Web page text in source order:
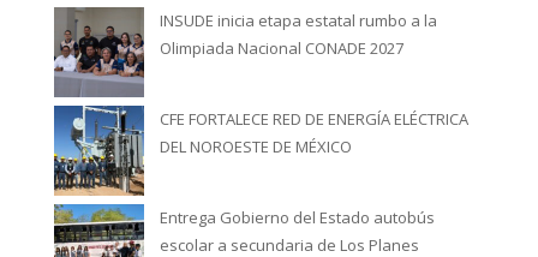
INSUDE inicia etapa estatal rumbo a la
Olimpiada Nacional CONADE 2027
CFE FORTALECE RED DE ENERGÍA ELÉCTRICA
DEL NOROESTE DE MÉXICO
Entrega Gobierno del Estado autobús
escolar a secundaria de Los Planes